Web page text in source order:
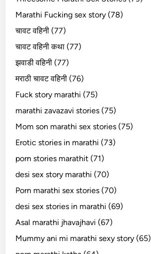
Marathi Fucking sex story (78)
चावट वहिनी (77)
चावट वहिनी कथा (77)
झवाडी वहिनी (77)
मराठी चावट वहिनी (76)
Fuck story marathi (75)
marathi zavazavi stories (75)
Mom son marathi sex stories (75)
Erotic stories in marathi (73)
porn stories marathit (71)
desi sex story marathi (70)
Porn marathi sex stories (70)
desi sex stories in marathi (69)
Asal marathi jhavajhavi (67)
Mummy ani mi marathi sexy story (65)